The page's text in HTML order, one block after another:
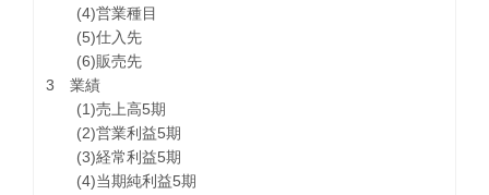
(4)営業種目
(5)仕入先
(6)販売先
3 業績
(1)売上高5期
(2)営業利益5期
(3)経常利益5期
(4)当期純利益5期